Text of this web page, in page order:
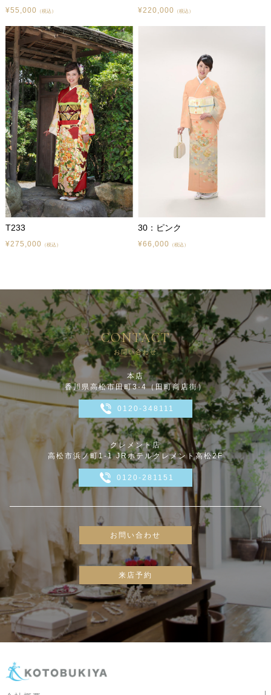
¥55,000 （税込） ¥220,000 （税込）
T233
¥275,000 （税込）
30：ピンク
¥66,000 （税込）
CONTACT
お問い合わせ
本店
香川県高松市田町3-4（田町商店街）
0120-348111
クレメント店
高松市浜ノ町1-1 JRホテルクレメント高松2F
0120-281151
お問い合わせ
来店予約